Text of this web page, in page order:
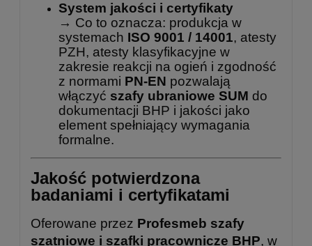
System jakości i certyfikaty
→ Co to oznacza: produkcja w
systemach ISO 9001 / 14001, atesty
PZH, atesty klasyfikacyjne w
zakresie reakcji na ogień i zgodność
z normami PN-EN pozwalają
włączyć szafy ubraniowe SUM do
dokumentacji BHP i jakości jako
element spełniający wymagania
formalne.
Jakość potwierdzona
badaniami i certyfikatami
Oferowane przez Profesmeb szafy
szatniowe i szafki pracownicze BHP, w